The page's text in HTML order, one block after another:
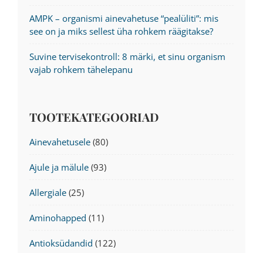
AMPK – organismi ainevahetuse “pealüliti”: mis
see on ja miks sellest üha rohkem räägitakse?
Suvine tervisekontroll: 8 märki, et sinu organism
vajab rohkem tähelepanu
TOOTEKATEGOORIAD
Ainevahetusele (80)
Ajule ja mälule (93)
Allergiale (25)
Aminohapped (11)
Antioksüdandid (122)